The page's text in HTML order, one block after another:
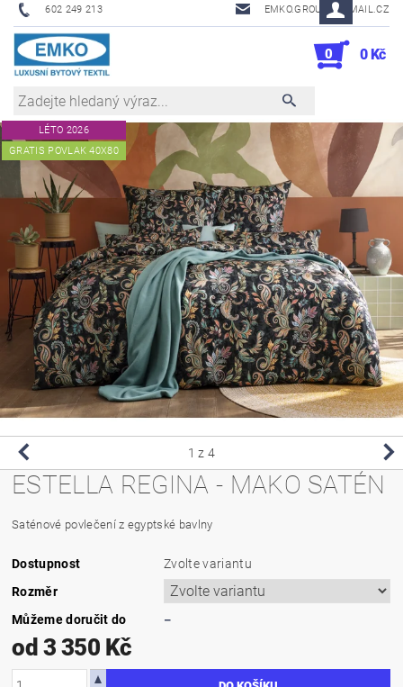
602 249 213 EMKO.GROUSL@EMAIL.CZ
0 0 Kč
LÉTO 2026
GRATIS POVLAK 40X80
1 z 4
ESTELLA REGINA - MAKO SATÉN
Saténové povlečení z egyptské bavlny
Dostupnost
Zvolte variantu
Rozměr
Můžeme doručit do
–
od 3 350 Kč